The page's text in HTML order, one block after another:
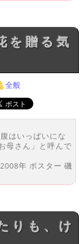
全般
はいっぱいにな
母さん」と呼んで
年 ポスター 磯